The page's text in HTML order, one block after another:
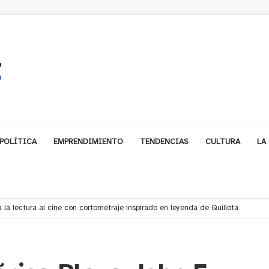
POLÍTICA EMPRENDIMIENTO TENDENCIAS CULTURA LA
de trabajo? Cinco claves para decidir en medio del alto desempleo